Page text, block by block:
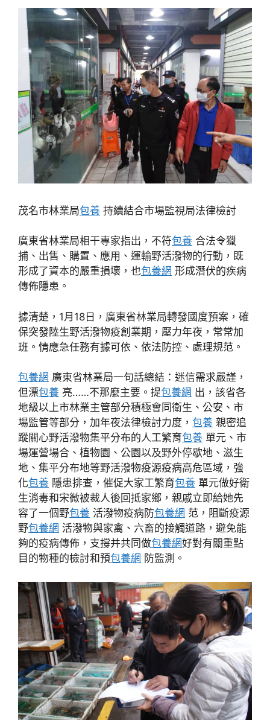
茂名市林業局包養 持續結合市場監視局法律檢討
廣東省林業局相干專家指出，不符包養 合法令獵
捕、出售、購置、應用、運輸野活潑物的行動，既
形成了資本的嚴重損壞，也包養網 形成潛伏的疾病
傳佈隱患。
據清楚，1月18日，廣東省林業局轉發國度預案，確
保突發陸生野活潑物疫創業期，壓力年夜，常常加
班。情應急任務有據可依、依法防控、處理規范。
包養網 廣東省林業局一句話總結：迷信需求嚴謹，
但漂包養 亮……不那麼主要。提包養網 出，該省各
地級以上市林業主管部分積極會同衛生、公安、市
場監管等部分，加年夜法律檢討力度， 包養 親密追
蹤關心野活潑物集平分布的人工繁育包養 單元、市
場運營場合、植物園、公園以及野外停歇地、滋生
地、集平分布地等野活潑物疫源疫病高危區域，強
化包養 隱患排查，催促大家工繁育包養 單元做好衛
生消毒和宋微被裁人後回抵家鄉，親戚立即給她先
容了一個野包養 活潑物疫病防包養網 范，阻斷疫源
野包養網 活潑物與家禽、六畜的接觸道路，避免能
夠的疫病傳佈，支撐并共同做包養網好對有關重點
目的物種的檢討和預包養網 防監測。